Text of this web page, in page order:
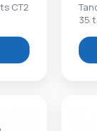
CT2
35